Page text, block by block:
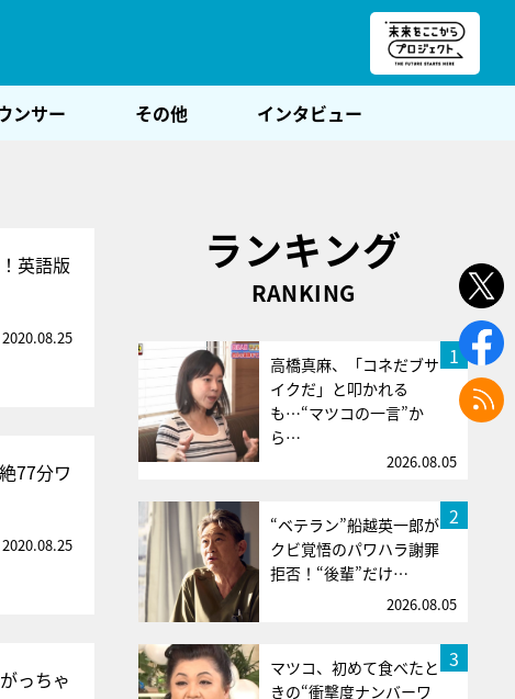
ンサー その他 インタビュー
英語版
2020.08.25
77分ワ
2020.08.25
っちゃ
ランキング
RANKING
1
高橋真麻、「コネだブサ
イクだ」と叩かれる
も…“マツコの一言”か
ら…
2026.08.05
2
“ベテラン”船越英一郎が
クビ覚悟のパワハラ謝罪
拒否！“後輩”だけ…
2026.08.05
3
マツコ、初めて食べたと
きの“衝撃度ナンバーワ